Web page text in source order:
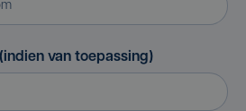
van toepassing)